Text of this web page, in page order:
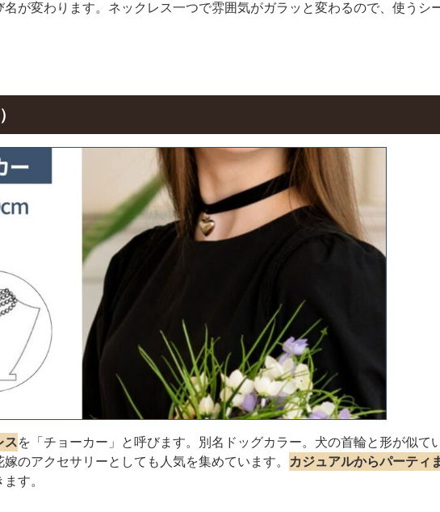
が変わります。ネックレス一つで雰囲気がガラッと変わるので、使うシ
スを「チョーカー」と呼びます。別名ドッグカラー。犬の首輪と形が似て
のアクセサリーとしても人気を集めています。
カジュアルからパーティ
す。